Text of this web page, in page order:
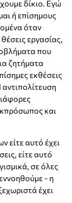
δίκιο. Εγώ
ή επίσημους
όταν
εργασίας,
που
ζητήματα
εκθέσεις
και
είτε αυτό έχει
είτε αυτό
σε όλες
- η
έχει